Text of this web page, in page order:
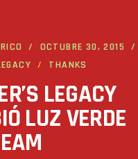
OCTUBRE 30, 2015
THANKS
LEGACY
LUZ VERDE